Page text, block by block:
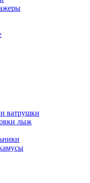
ватрушки
лыж